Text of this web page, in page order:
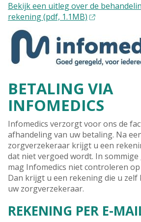
Bekijk een uitleg over de
rekening (pdf, 1.1MB)
BETALING VIA
INFOMEDICS
Infomedics verzorgt voor ons de
afhandeling van uw betaling. Na
zorgverzekeraar krijgt u een
dat niet vergoed wordt. In
mag Infomedics niet controleren
Dan krijgt u een rekening die u zelf
uw zorgverzekeraar.
REKENING PER E-